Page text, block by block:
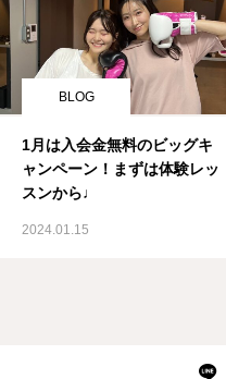
BLOG
1月は入会金無料のビッグキ
ャンペーン！まずは体験レッ
スンから♩
2024.01.15